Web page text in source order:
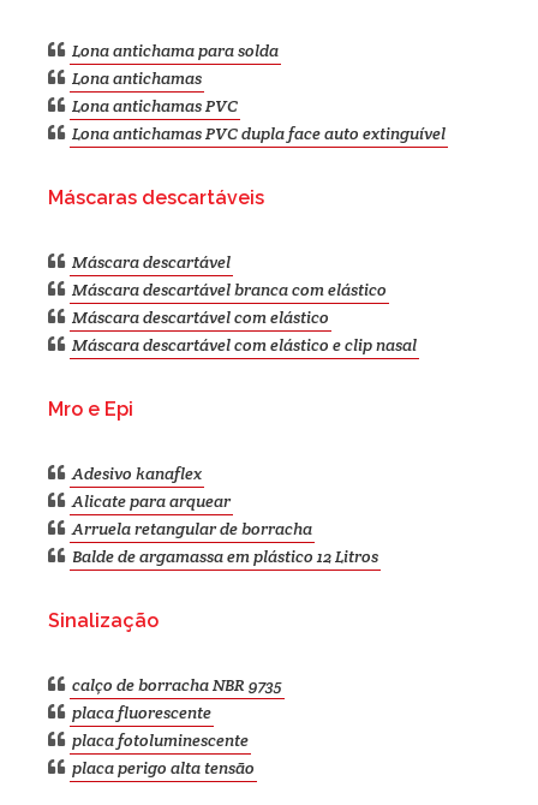
Lona antichama para solda
Lona antichamas
Lona antichamas PVC
Lona antichamas PVC dupla face auto extinguível
Máscaras descartáveis
Máscara descartável
Máscara descartável branca com elástico
Máscara descartável com elástico
Máscara descartável com elástico e clip nasal
Mro e Epi
Adesivo kanaflex
Alicate para arquear
Arruela retangular de borracha
Balde de argamassa em plástico 12 Litros
Sinalização
calço de borracha NBR 9735
placa fluorescente
placa fotoluminescente
placa perigo alta tensão